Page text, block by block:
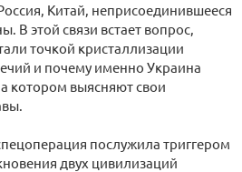
Китай, неприсоединившееся
В этой связи встает вопрос,
точкой кристаллизации
и почему именно Украина
котором выясняют свои
послужила триггером
двух цивилизаций